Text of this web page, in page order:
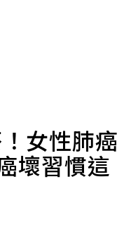
女性肺癌
壞習慣這